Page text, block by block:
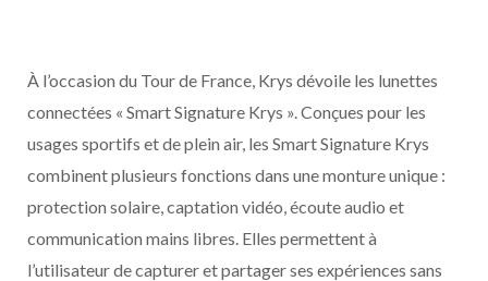
À l’occasion du Tour de France, Krys dévoile les lunettes
connectées « Smart Signature Krys ». Conçues pour les
usages sportifs et de plein air, les Smart Signature Krys
combinent plusieurs fonctions dans une monture unique :
protection solaire, captation vidéo, écoute audio et
communication mains libres. Elles permettent à
l’utilisateur de capturer et partager ses expériences sans